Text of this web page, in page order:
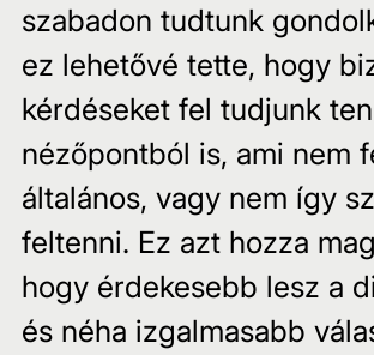
szabadon tudtunk
ez lehetővé tette, hogy
kérdéseket fel tudjunk
nézőpontból is, ami nem
általános, vagy nem így
feltenni. Ez azt hozza
hogy érdekesebb lesz a
és néha izgalmasabb